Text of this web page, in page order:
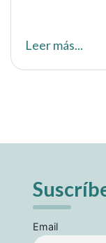
Leer más...
Email